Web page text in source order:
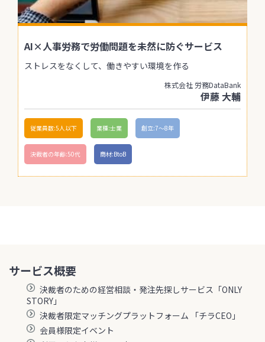
AI×人事労務で労働問題を未然に防ぐサービス
ストレスをなくして、働きやすい環境を作る
株式会社 労務DataBank
伊藤 大輔
従業員数:5人以下 業種:士業 創立:7〜8年
決裁者の年齢:50代 商材:BtoB
サービス概要
決裁者のための経営相談・発注先探しサービス「ONLY
STORY」
決裁者限定マッチングプラットフォーム 「チラCEO」
会員様限定イベント